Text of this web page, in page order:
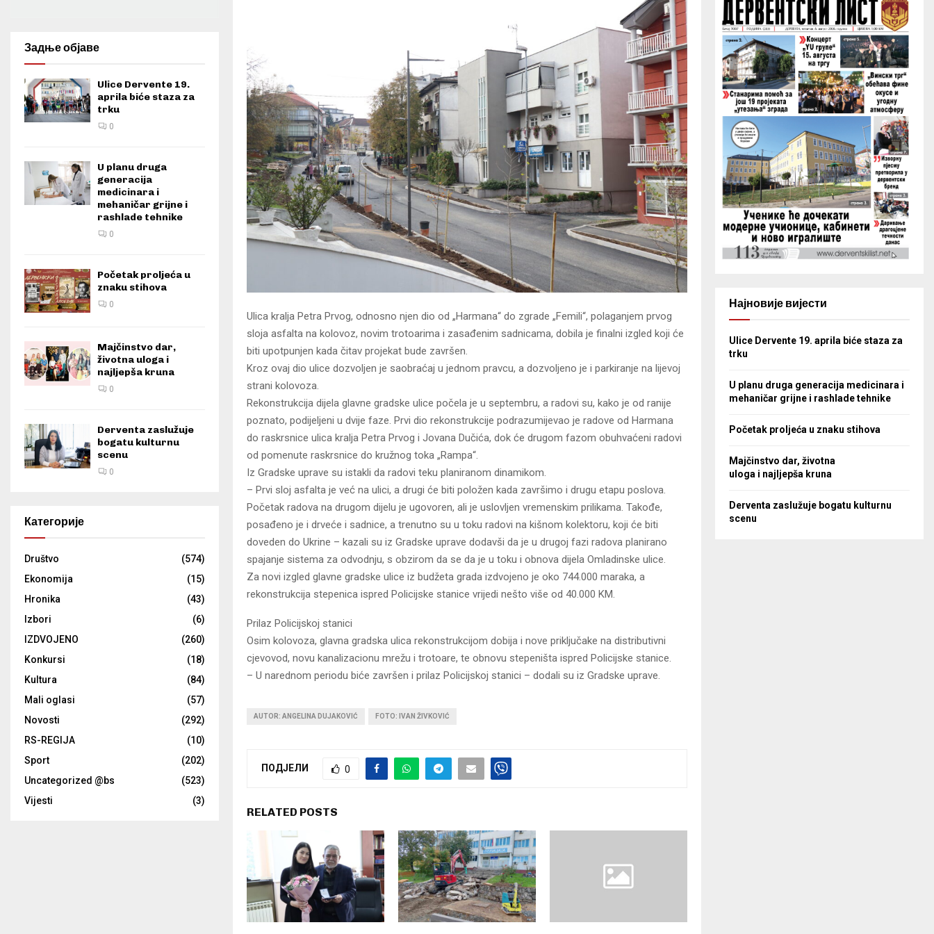
Ulica kralja Petra Prvog, odnosno njen dio od „Harmana“ do zgrade „Femili“, polaganjem prvog
sloja asfalta na kolovoz, novim trotoarima i zasađenim sadnicama, dobila je finalni izgled koji će
biti upotpunjen kada čitav projekat bude završen.
Kroz ovaj dio ulice dozvoljen je saobraćaj u jednom pravcu, a dozvoljeno je i parkiranje na lijevoj
strani kolovoza.
Rekonstrukcija dijela glavne gradske ulice počela je u septembru, a radovi su, kako je od ranije
poznato, podijeljeni u dvije faze. Prvi dio rekonstrukcije podrazumijevao je radove od Harmana
do raskrsnice ulica kralja Petra Prvog i Jovana Dučića, dok će drugom fazom obuhvaćeni radovi
od pomenute raskrsnice do kružnog toka „Rampa“.
Iz Gradske uprave su istakli da radovi teku planiranom dinamikom.
– Prvi sloj asfalta je već na ulici, a drugi će biti položen kada završimo i drugu etapu poslova.
Početak radova na drugom dijelu je ugovoren, ali je uslovljen vremenskim prilikama. Takođe,
posađeno je i drveće i sadnice, a trenutno su u toku radovi na kišnom kolektoru, koji će biti
doveden do Ukrine – kazali su iz Gradske uprave dodavši da je u drugoj fazi radova planirano
spajanje sistema za odvodnju, s obzirom da se da je u toku i obnova dijela Omladinske ulice.
Za novi izgled glavne gradske ulice iz budžeta grada izdvojeno je oko 744.000 maraka, a
rekonstrukcija stepenica ispred Policijske stanice vrijedi nešto više od 40.000 KM.
Prilaz Policijskoj stanici
Osim kolovoza, glavna gradska ulica rekonstrukcijom dobija i nove priključake na distributivni
cjevovod, novu kanalizacionu mrežu i trotoare, te obnovu stepeništa ispred Policijske stanice.
– U narednom periodu biće završen i prilaz Policijskoj stanici – dodali su iz Gradske uprave.
AUTOR: ANGELINA DUJAKOVIĆ FOTO: IVAN ŽIVKOVIĆ
ПОДЈЕЛИ 0
RELATED POSTS
Задње објаве
Ulice Dervente 19.
aprila biće staza za
trku
0
U planu druga
generacija
medicinara i
mehaničar grijne i
rashlade tehnike
0
Početak proljeća u
znaku stihova
0
Majčinstvo dar,
životna uloga i
najljepša kruna
0
Derventa zaslužuje
bogatu kulturnu
scenu
0
Категорије
Društvo
(574)
Ekonomija
(15)
Hronika
(43)
Izbori
(6)
IZDVOJENO
(260)
Konkursi
(18)
Kultura
(84)
Mali oglasi
(57)
Novosti
(292)
RS-REGIJA
(10)
Sport
(202)
Uncategorized @bs
(523)
Vijesti
(3)
H
Најновије вијести
Ulice Dervente 19. aprila biće staza za
trku
U planu druga generacija medicinara i
mehaničar grijne i rashlade tehnike
Početak proljeća u znaku stihova
Majčinstvo dar, životna
uloga i najljepša kruna
Derventa zaslužuje bogatu kulturnu
scenu